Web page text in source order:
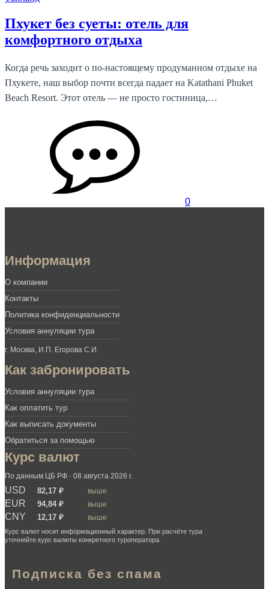
Пхукет без суеты: отель для
комфортного отдыха
Когда речь заходит о по-настоящему продуманном отдыхе на
Пхукете, наш выбор почти всегда падает на Katathani Phuket
Beach Resort. Этот отель — не просто гостиница,…
0
Информация
О компании
Контакты
Политика конфиденциальности
Условия аннуляции тура
г. Москва, И.П. Егорова С.И.
Как забронировать
Условия аннуляции тура
Как оплатить тур
Как выписать документы
Обратиться за помощью
Курс валют
По данным ЦБ РФ · 08 августа 2026 г.
USD 82,17 ₽ выше
EUR 94,84 ₽ выше
CNY 12,17 ₽ выше
Курс валют носит информационный характер. При расчёте тура
уточняйте курс валюты конкретного туроператора.
Подписка без спама